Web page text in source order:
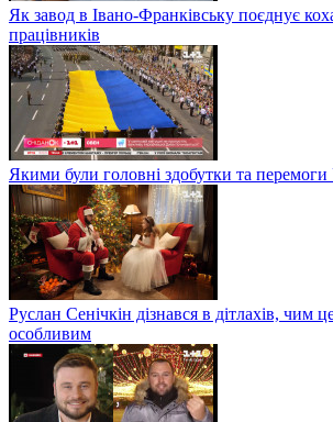
Як завод в Івано-Франківську поєднує
працівників
Якими були головні здобутки та перемоги
Руслан Сенічкін дізнався в дітлахів, чим
особливим